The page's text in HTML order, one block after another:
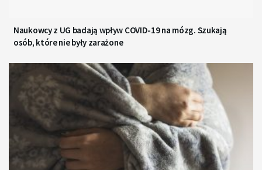
Naukowcy z UG badają wpływ COVID-19 na mózg. Szukają
osób, które nie były zarażone